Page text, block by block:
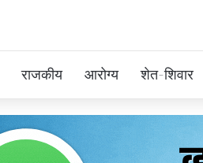
राजकीय आरोग्य शेत-शिवार